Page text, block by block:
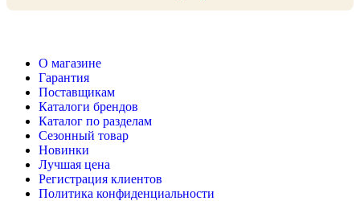
О магазине
Гарантия
Поставщикам
Каталоги брендов
Каталог по разделам
Сезонный товар
Новинки
Лучшая цена
Регистрация клиентов
Политика конфиденциальности